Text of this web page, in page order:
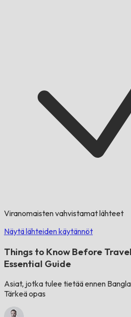
Viranomaisten vahvistamat lähteet
Näytä lähteiden käytännöt
Things to Know Before
Essential Guide
Asiat, jotka tulee tietää ennen
Tärkeä opas